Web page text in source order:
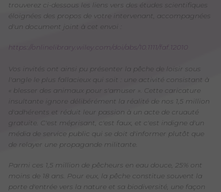
trouverez ci-dessous les liens vers des études scientifiques
éloignées des propos de votre intervenant, accompagnées
d'un document joint à cet envoi :
https://onlinelibrary.wiley.com/doi/abs/10.1111/faf.12010
Vos invités ont ainsi pu présenter la pêche de loisir sous
l'angle le plus fallacieux qui soit : une activité consistant à
« blesser des animaux pour s'amuser ». Cette caricature
insultante ignore délibérément la réalité de nos 1,5 million
d'adhérents et réduit leur passion à un acte de cruauté
gratuite. C'est méprisant, c'est faux, et c'est indigne d'un
média de service public qui se doit d'informer plutôt que
de relayer une propagande militante.
Parmi ces 1,5 million de pêcheurs en eau douce, 25% ont
moins de 18 ans. Pour eux, la pêche constitue souvent la
porte d'entrée vers la nature et sa biodiversité, une façon